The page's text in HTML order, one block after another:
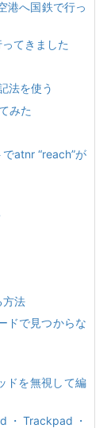
港へ国鉄で行っ
てきました
法を使う
みた
atnr “reach”が
方法
ドで見つからな
ドを無視して編
・Trackpad・